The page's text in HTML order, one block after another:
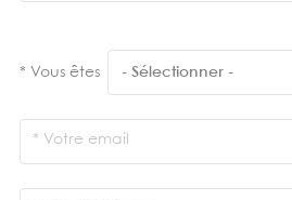
Vous êtes
Votre email